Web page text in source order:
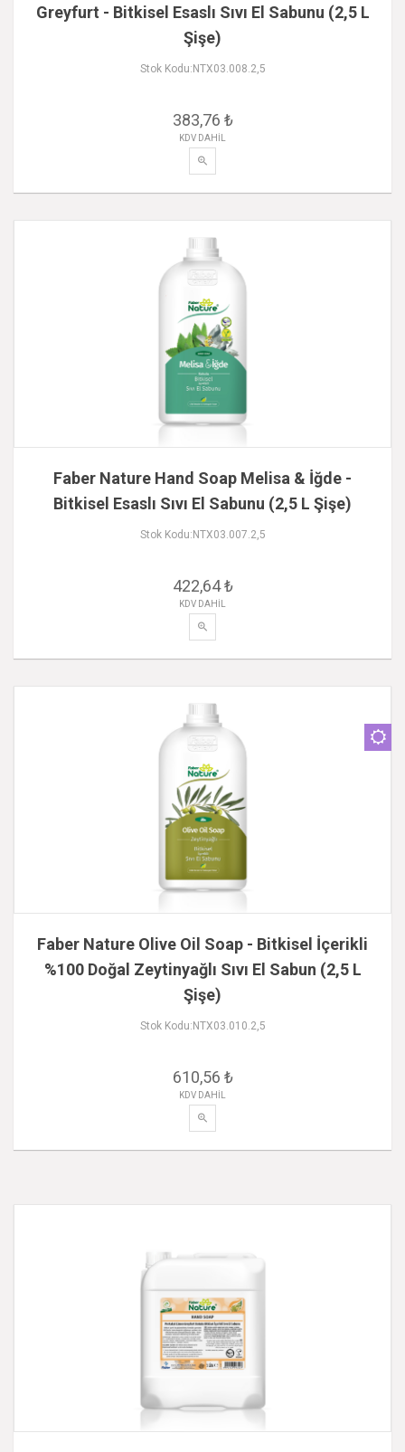
Greyfurt - Bitkisel Esaslı Sıvı El Sabunu (2,5 L
Şişe)
Stok Kodu:NTX03.008.2,5
383,76 ₺
KDV DAHİL
Faber Nature Hand Soap Melisa & İğde -
Bitkisel Esaslı Sıvı El Sabunu (2,5 L Şişe)
Stok Kodu:NTX03.007.2,5
422,64 ₺
KDV DAHİL
Faber Nature Olive Oil Soap - Bitkisel İçerikli
%100 Doğal Zeytinyağlı Sıvı El Sabun (2,5 L
Şişe)
Stok Kodu:NTX03.010.2,5
610,56 ₺
KDV DAHİL